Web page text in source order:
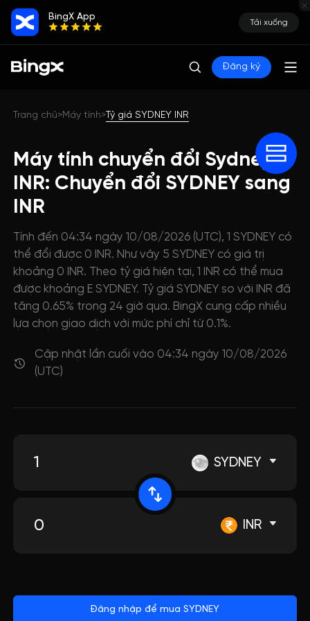
BingX App
Tải xuống
Đăng ký
Trang chủ>Máy tính>Tỷ giá SYDNEY INR
Máy tính chuyển đổi Sydney
INR: Chuyển đổi SYDNEY sang
INR
Tính đến 04:34 ngày 10/08/2026 (UTC), 1 SYDNEY có
thể đổi được 0 INR. Như vậy 5 SYDNEY có giá trị
khoảng 0 INR. Theo tỷ giá hiện tại, 1 INR có thể mua
được khoảng E SYDNEY. Tỷ giá SYDNEY so với INR đã
tăng 0.65% trong 24 giờ qua. BingX cung cấp nhiều
lựa chọn giao dịch với mức phí chỉ từ 0.1%.
Cập nhật lần cuối vào 04:34 ngày 10/08/2026
(UTC)
SYDNEY
INR
Đăng nhập để mua SYDNEY